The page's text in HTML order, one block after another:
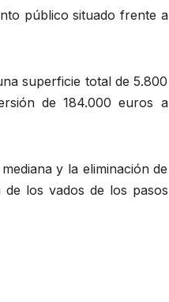
público situado frente a
superficie total de 5.800
de 184.000 euros a
y la eliminación de
de los vados de los pasos